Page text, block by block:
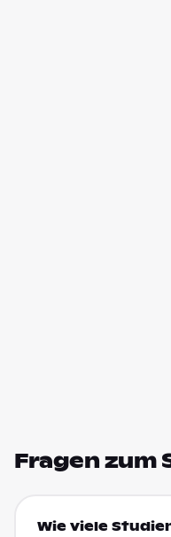
Fragen zum
Wie viele